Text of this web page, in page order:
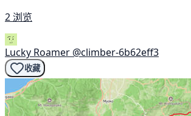
2 浏览
Lucky Roamer @climber-6b62eff3
收藏